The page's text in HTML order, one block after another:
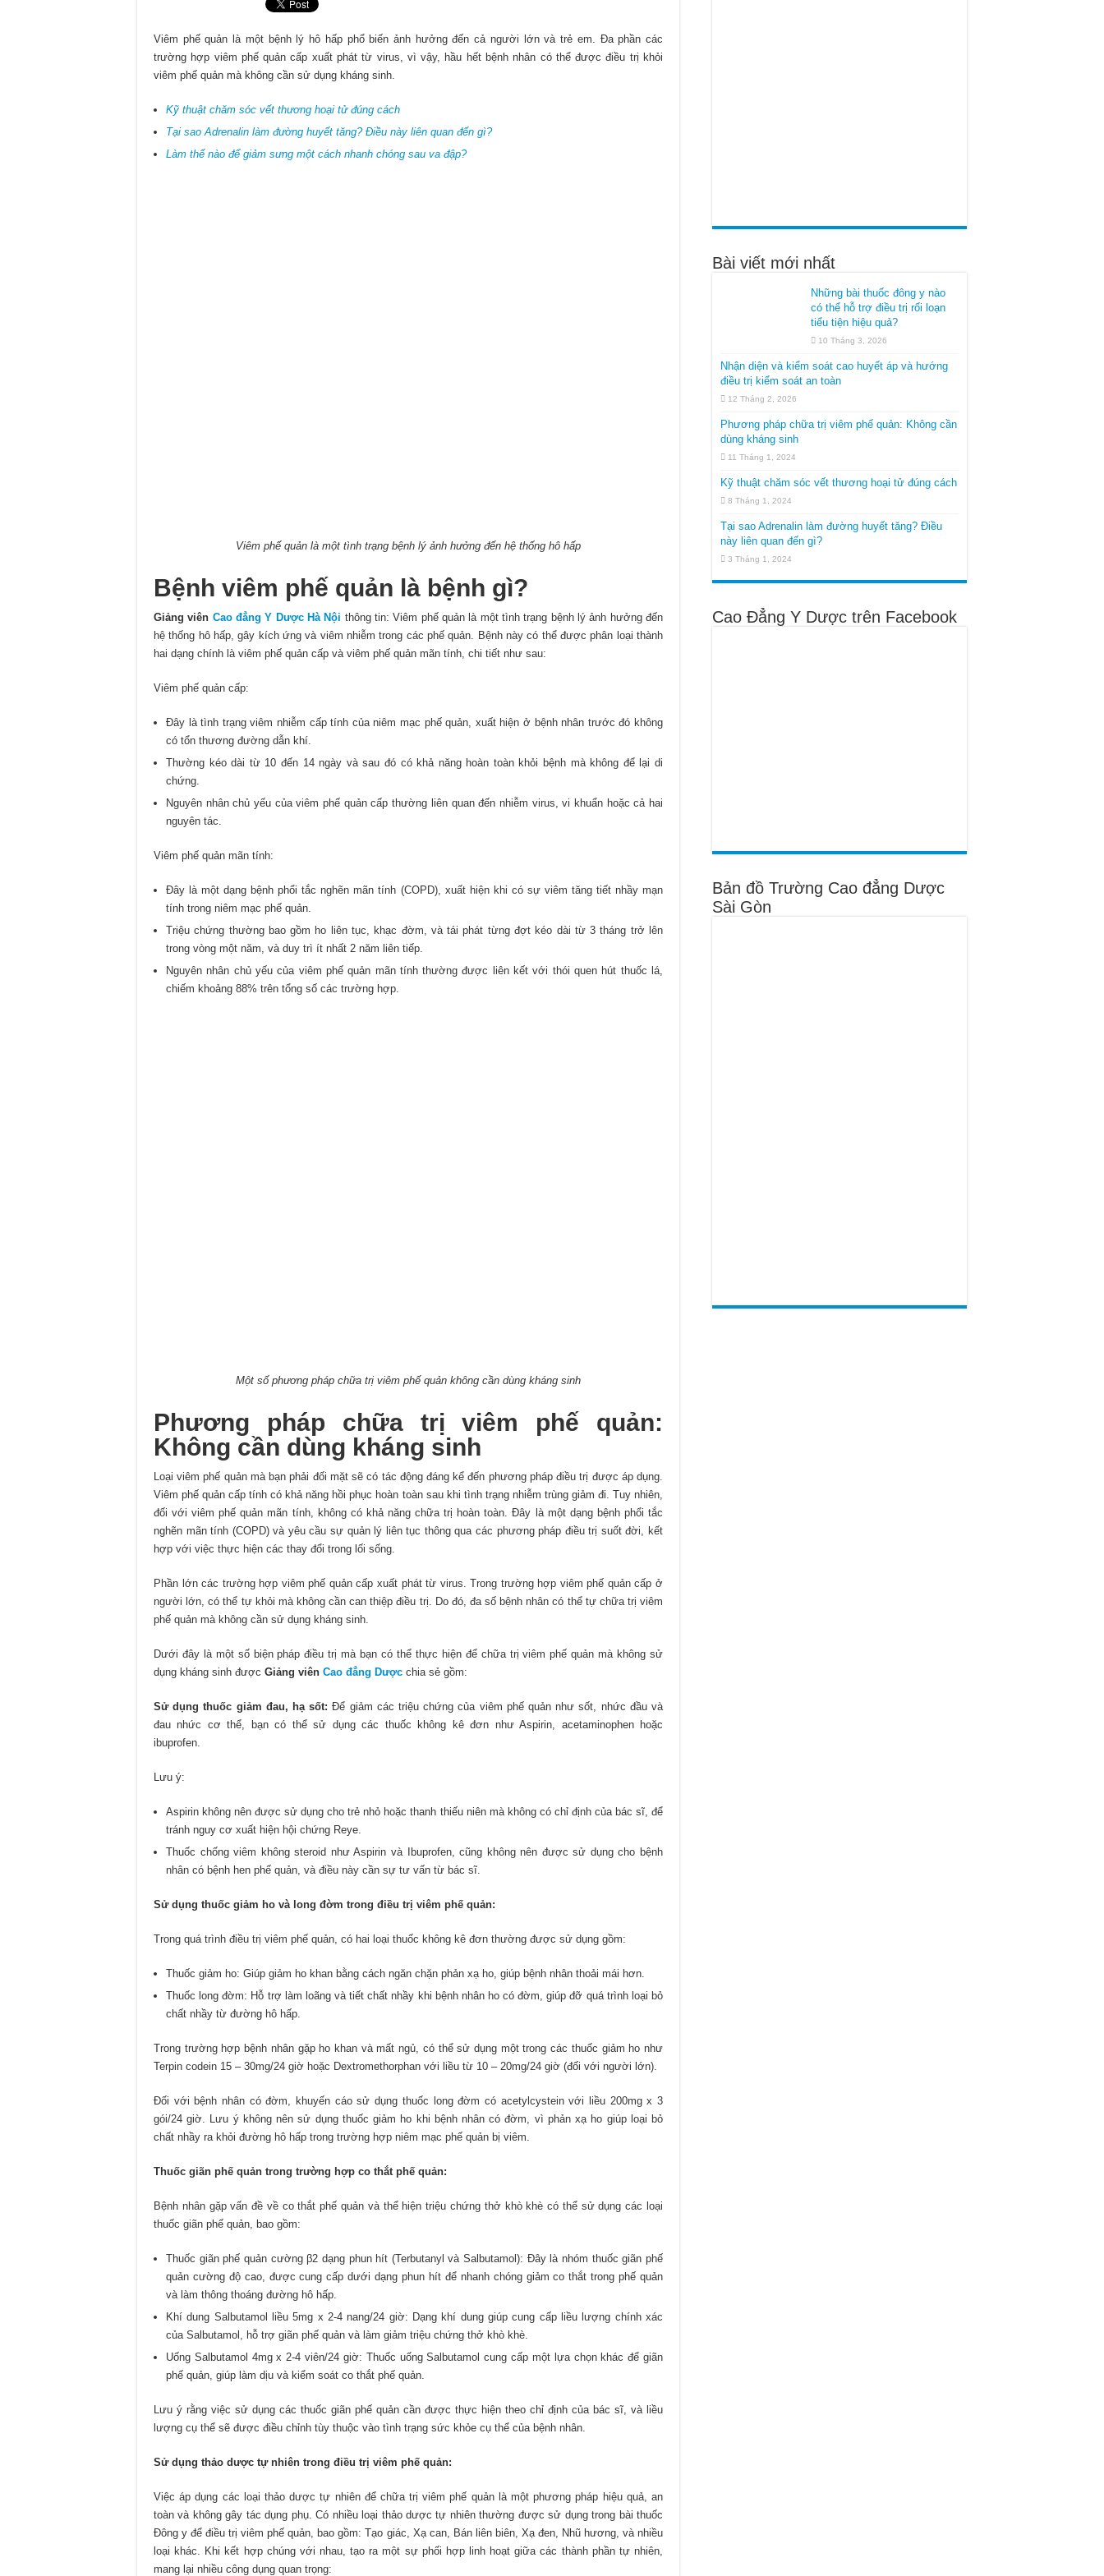
Cập nhật mới nhất về chính sách miễn giảm 100% học phí Cao đẳng Dược 2022
Điểm chuẩn xét tuyển Cao đẳng Dược năm 2022 như thế nào?
Chính sách miễn giảm học phí Cao đẳng Dược TPHCM năm 2022
Viêm phế quản là một bệnh lý hô hấp phổ biến ảnh hưởng đến cả người lớn và trẻ em. Đa phần các
trường hợp viêm phế quản cấp xuất phát từ virus, vì vậy, hầu hết bệnh nhân có thể được điều trị khỏi
viêm phế quản mà không cần sử dụng kháng sinh.
Kỹ thuật chăm sóc vết thương hoại tử đúng cách
Tại sao Adrenalin làm đường huyết tăng? Điều này liên quan đến gì?
Làm thế nào để giảm sưng một cách nhanh chóng sau va đập?
Viêm phế quản là một tình trạng bệnh lý ảnh hưởng đến hệ thống hô hấp
Bệnh viêm phế quản là bệnh gì?
Giảng viên Cao đẳng Y Dược Hà Nội thông tin: Viêm phế quản là một tình trạng bệnh lý ảnh hưởng đến
hệ thống hô hấp, gây kích ứng và viêm nhiễm trong các phế quản. Bệnh này có thể được phân loại thành
hai dạng chính là viêm phế quản cấp và viêm phế quản mãn tính, chi tiết như sau:
Viêm phế quản cấp:
Đây là tình trạng viêm nhiễm cấp tính của niêm mạc phế quản, xuất hiện ở bệnh nhân trước đó không
có tổn thương đường dẫn khí.
Thường kéo dài từ 10 đến 14 ngày và sau đó có khả năng hoàn toàn khỏi bệnh mà không để lại di
chứng.
Nguyên nhân chủ yếu của viêm phế quản cấp thường liên quan đến nhiễm virus, vi khuẩn hoặc cả hai
nguyên tác.
Viêm phế quản mãn tính:
Đây là một dạng bệnh phổi tắc nghẽn mãn tính (COPD), xuất hiện khi có sự viêm tăng tiết nhầy mạn
tính trong niêm mạc phế quản.
Triệu chứng thường bao gồm ho liên tục, khạc đờm, và tái phát từng đợt kéo dài từ 3 tháng trở lên
trong vòng một năm, và duy trì ít nhất 2 năm liên tiếp.
Nguyên nhân chủ yếu của viêm phế quản mãn tính thường được liên kết với thói quen hút thuốc lá,
chiếm khoảng 88% trên tổng số các trường hợp.
Một số phương pháp chữa trị viêm phế quản không cần dùng kháng sinh
Phương pháp chữa trị viêm phế quản:
Không cần dùng kháng sinh
Loại viêm phế quản mà bạn phải đối mặt sẽ có tác động đáng kể đến phương pháp điều trị được áp dụng.
Viêm phế quản cấp tính có khả năng hồi phục hoàn toàn sau khi tình trạng nhiễm trùng giảm đi. Tuy nhiên,
đối với viêm phế quản mãn tính, không có khả năng chữa trị hoàn toàn. Đây là một dạng bệnh phổi tắc
nghẽn mãn tính (COPD) và yêu cầu sự quản lý liên tục thông qua các phương pháp điều trị suốt đời, kết
hợp với việc thực hiện các thay đổi trong lối sống.
Phần lớn các trường hợp viêm phế quản cấp xuất phát từ virus. Trong trường hợp viêm phế quản cấp ở
người lớn, có thể tự khỏi mà không cần can thiệp điều trị. Do đó, đa số bệnh nhân có thể tự chữa trị viêm
phế quản mà không cần sử dụng kháng sinh.
Dưới đây là một số biện pháp điều trị mà bạn có thể thực hiện để chữa trị viêm phế quản mà không sử
dụng kháng sinh được Giảng viên Cao đẳng Dược chia sẻ gồm:
Sử dụng thuốc giảm đau, hạ sốt: Để giảm các triệu chứng của viêm phế quản như sốt, nhức đầu và
đau nhức cơ thể, bạn có thể sử dụng các thuốc không kê đơn như Aspirin, acetaminophen hoặc
ibuprofen.
Lưu ý:
Aspirin không nên được sử dụng cho trẻ nhỏ hoặc thanh thiếu niên mà không có chỉ định của bác sĩ, để
tránh nguy cơ xuất hiện hội chứng Reye.
Thuốc chống viêm không steroid như Aspirin và Ibuprofen, cũng không nên được sử dụng cho bệnh
nhân có bệnh hen phế quản, và điều này cần sự tư vấn từ bác sĩ.
Sử dụng thuốc giảm ho và long đờm trong điều trị viêm phế quản:
Trong quá trình điều trị viêm phế quản, có hai loại thuốc không kê đơn thường được sử dụng gồm:
Thuốc giảm ho: Giúp giảm ho khan bằng cách ngăn chặn phản xạ ho, giúp bệnh nhân thoải mái hơn.
Thuốc long đờm: Hỗ trợ làm loãng và tiết chất nhầy khi bệnh nhân ho có đờm, giúp đỡ quá trình loại bỏ
chất nhầy từ đường hô hấp.
Trong trường hợp bệnh nhân gặp ho khan và mất ngủ, có thể sử dụng một trong các thuốc giảm ho như
Terpin codein 15 – 30mg/24 giờ hoặc Dextromethorphan với liều từ 10 – 20mg/24 giờ (đối với người lớn).
Đối với bệnh nhân có đờm, khuyến cáo sử dụng thuốc long đờm có acetylcystein với liều 200mg x 3
gói/24 giờ. Lưu ý không nên sử dụng thuốc giảm ho khi bệnh nhân có đờm, vì phản xạ ho giúp loại bỏ
chất nhầy ra khỏi đường hô hấp trong trường hợp niêm mạc phế quản bị viêm.
Thuốc giãn phế quản trong trường hợp co thắt phế quản:
Bệnh nhân gặp vấn đề về co thắt phế quản và thể hiện triệu chứng thở khò khè có thể sử dụng các loại
thuốc giãn phế quản, bao gồm:
Thuốc giãn phế quản cường β2 dạng phun hít (Terbutanyl và Salbutamol): Đây là nhóm thuốc giãn phế
quản cường độ cao, được cung cấp dưới dạng phun hít để nhanh chóng giảm co thắt trong phế quản
và làm thông thoáng đường hô hấp.
Khí dung Salbutamol liều 5mg x 2-4 nang/24 giờ: Dạng khí dung giúp cung cấp liều lượng chính xác
của Salbutamol, hỗ trợ giãn phế quản và làm giảm triệu chứng thở khò khè.
Uống Salbutamol 4mg x 2-4 viên/24 giờ: Thuốc uống Salbutamol cung cấp một lựa chọn khác để giãn
phế quản, giúp làm dịu và kiểm soát co thắt phế quản.
Lưu ý rằng việc sử dụng các thuốc giãn phế quản cần được thực hiện theo chỉ định của bác sĩ, và liều
lượng cụ thể sẽ được điều chỉnh tùy thuộc vào tình trạng sức khỏe cụ thể của bệnh nhân.
Sử dụng thảo dược tự nhiên trong điều trị viêm phế quản:
Việc áp dụng các loại thảo dược tự nhiên để chữa trị viêm phế quản là một phương pháp hiệu quả, an
toàn và không gây tác dụng phụ. Có nhiều loại thảo dược tự nhiên thường được sử dụng trong bài thuốc
Đông y để điều trị viêm phế quản, bao gồm: Tạo giác, Xạ can, Bán liên biên, Xạ đen, Nhũ hương, và nhiều
loại khác. Khi kết hợp chúng với nhau, tạo ra một sự phối hợp linh hoạt giữa các thành phần tự nhiên,
mang lại nhiều công dụng quan trọng:
Bài viết mới nhất
Những bài thuốc đông y nào
có thể hỗ trợ điều trị rối loạn
tiểu tiện hiệu quả?
10 Tháng 3, 2026
Nhận diện và kiểm soát cao huyết áp và hướng
điều trị kiểm soát an toàn
12 Tháng 2, 2026
Phương pháp chữa trị viêm phế quản: Không cần
dùng kháng sinh
11 Tháng 1, 2024
Kỹ thuật chăm sóc vết thương hoại tử đúng cách
8 Tháng 1, 2024
Tại sao Adrenalin làm đường huyết tăng? Điều
này liên quan đến gì?
3 Tháng 1, 2024
Cao Đẳng Y Dược trên Facebook
Bản đồ Trường Cao đẳng Dược
Sài Gòn